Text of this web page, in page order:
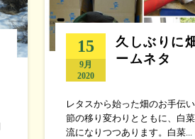
15
9月
2020
久しぶりに
ームネタ
レタスから始った畑のお手伝
節の移り変わりとともに、白
流になりつつあります。白菜...